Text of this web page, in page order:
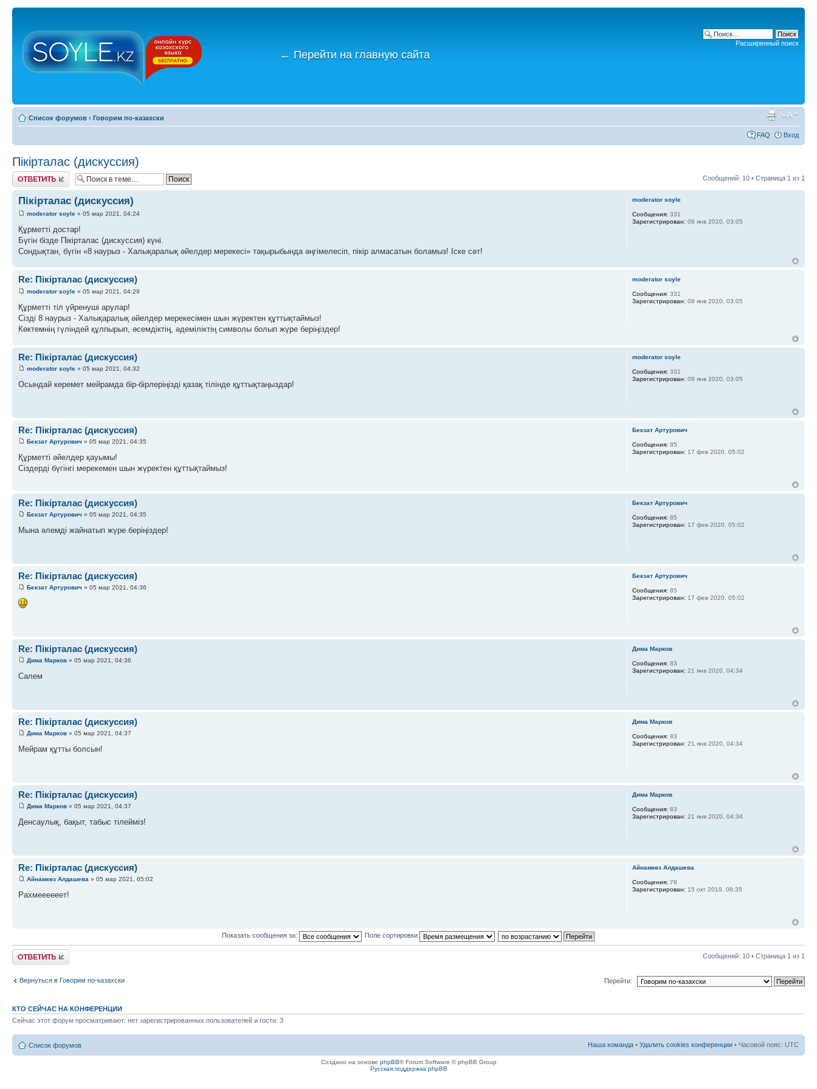
← Перейти на главную сайта
Расширенный поиск
Список форумов ‹ Говорим по-казахски
FAQ Вход
Пікірталас (дискуссия)
Ответить Сообщений: 10 • Страница 1 из 1
Пікірталас (дискуссия)
moderator soyle » 05 мар 2021, 04:24
Құрметті достар!
Бүгін бізде Пікірталас (дискуссия) күні.
Сондықтан, бүгін «8 наурыз - Халықаралық әйелдер мерекесі» тақырыбында әңгімелесіп, пікір алмасатын боламыз! Іске сәт!
moderator soyle
Сообщения: 331
Зарегистрирован: 09 янв 2020, 03:05
Re: Пікірталас (дискуссия)
moderator soyle » 05 мар 2021, 04:29
Құрметті тіл үйренуші арулар!
Сізді 8 наурыз - Халықаралық әйелдер мерекесімен шын жүректен құттықтаймыз!
Көктемнің гүліндей құлпырып, әсемдіктің, әдеміліктің символы болып жүре беріңіздер!
moderator soyle
Сообщения: 331
Зарегистрирован: 09 янв 2020, 03:05
Re: Пікірталас (дискуссия)
moderator soyle » 05 мар 2021, 04:32
Осындай керемет мейрамда бір-бірлеріңізді қазақ тілінде құттықтаңыздар!
moderator soyle
Сообщения: 331
Зарегистрирован: 09 янв 2020, 03:05
Re: Пікірталас (дискуссия)
Бекзат Артурович » 05 мар 2021, 04:35
Құрметті әйелдер қауымы!
Сіздерді бүгінгі мерекемен шын жүректен құттықтаймыз!
Бекзат Артурович
Сообщения: 85
Зарегистрирован: 17 фев 2020, 05:02
Re: Пікірталас (дискуссия)
Бекзат Артурович » 05 мар 2021, 04:35
Мына әлемді жайнатып жүре беріңіздер!
Бекзат Артурович
Сообщения: 85
Зарегистрирован: 17 фев 2020, 05:02
Re: Пікірталас (дискуссия)
Бекзат Артурович » 05 мар 2021, 04:36
Бекзат Артурович
Сообщения: 85
Зарегистрирован: 17 фев 2020, 05:02
Re: Пікірталас (дискуссия)
Дима Марков » 05 мар 2021, 04:36
Салем
Дима Марков
Сообщения: 83
Зарегистрирован: 21 янв 2020, 04:34
Re: Пікірталас (дискуссия)
Дима Марков » 05 мар 2021, 04:37
Мейрам құтты болсын!
Дима Марков
Сообщения: 83
Зарегистрирован: 21 янв 2020, 04:34
Re: Пікірталас (дискуссия)
Дима Марков » 05 мар 2021, 04:37
Денсаулық, бақыт, табыс тілейміз!
Дима Марков
Сообщения: 83
Зарегистрирован: 21 янв 2020, 04:34
Re: Пікірталас (дискуссия)
Айнамкөз Алдашева » 05 мар 2021, 05:02
Рахмеееееет!
Айнамкөз Алдашева
Сообщения: 78
Зарегистрирован: 15 окт 2019, 08:35
Показать сообщения за: Поле сортировки
Ответить Сообщений: 10 • Страница 1 из 1
Вернуться в Говорим по-казахски Перейти:
КТО СЕЙЧАС НА КОНФЕРЕНЦИИ
Сейчас этот форум просматривают: нет зарегистрированных пользователей и гости: 3
Список форумов Наша команда • Удалить cookies конференции • Часовой пояс: UTC
Создано на основе phpBB® Forum Software © phpBB Group
Русская поддержка phpBB